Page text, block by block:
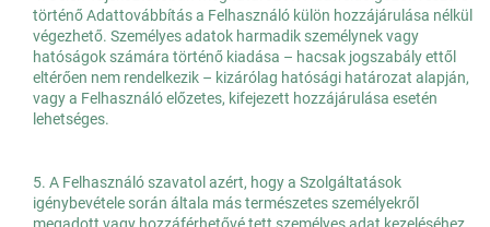
történő Adattovábbítás a Felhasználó külön hozzájárulása nélkül
végezhető. Személyes adatok harmadik személynek vagy
hatóságok számára történő kiadása – hacsak jogszabály ettől
eltérően nem rendelkezik – kizárólag hatósági határozat alapján,
vagy a Felhasználó előzetes, kifejezett hozzájárulása esetén
lehetséges.
5. A Felhasználó szavatol azért, hogy a Szolgáltatások
igénybevétele során általa más természetes személyekről